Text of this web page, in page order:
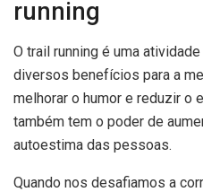
running
O trail running é uma
diversos benefícios para a
melhorar o humor e reduzir o
também tem o poder de
autoestima das pessoas.
Quando nos desafiamos a